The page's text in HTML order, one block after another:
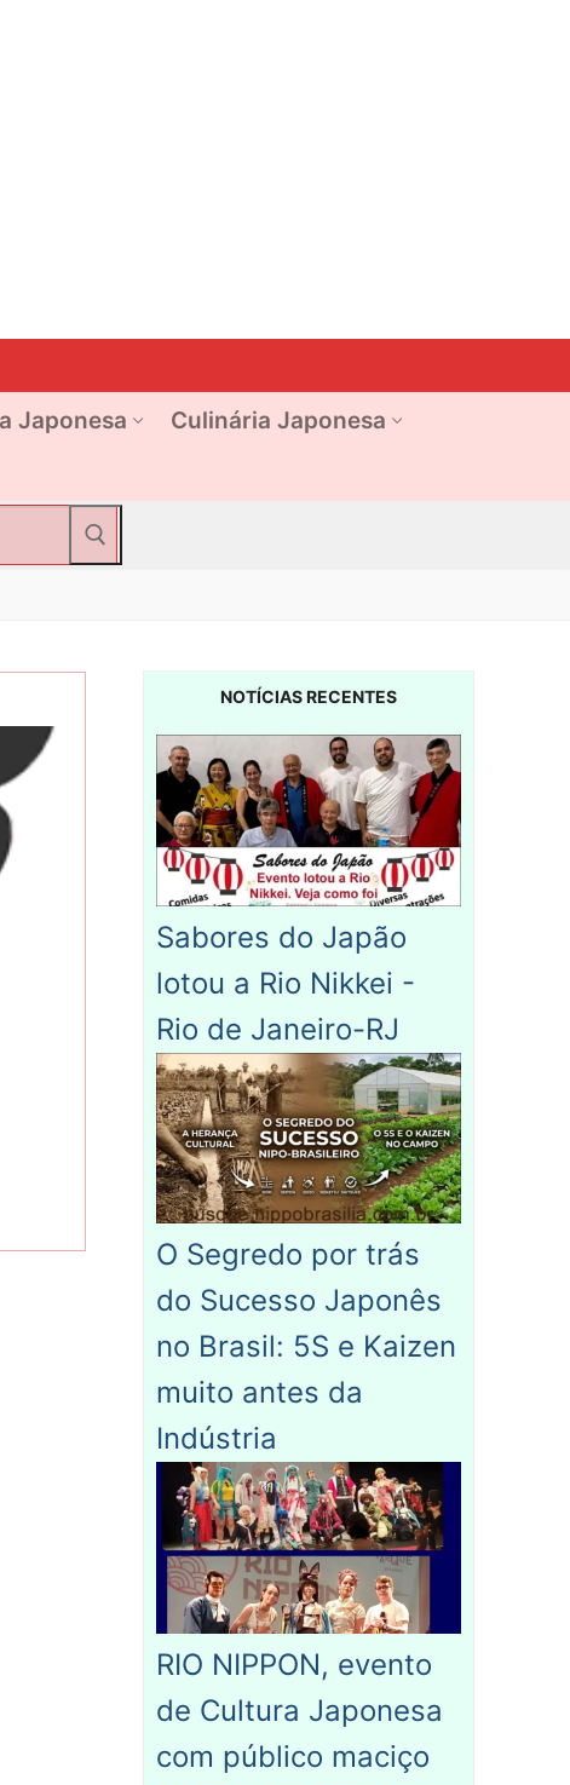
Japonesa
Culinária Japonesa
NOTÍCIAS RECENTES
Sabores do Japão
lotou a Rio Nikkei -
Rio de Janeiro-RJ
O Segredo por trás
do Sucesso Japonês
no Brasil: 5S e Kaizen
muito antes da
Indústria
RIO NIPPON, evento
de Cultura Japonesa
com público maciço